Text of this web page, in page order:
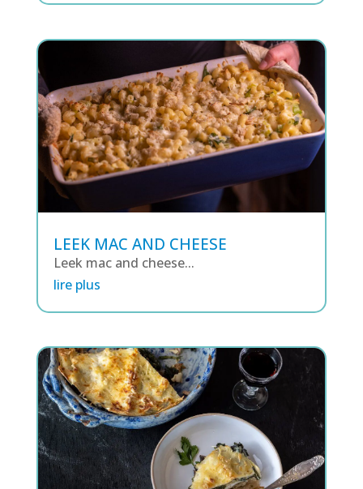
LEEK MAC AND CHEESE
Leek mac and cheese...
lire plus